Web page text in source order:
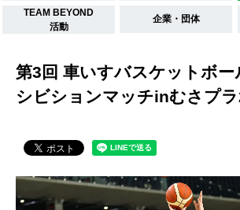
TEAM BEYOND
活動
企業・団体
第3回 車いすバスケットボ
シビションマッチinむさプ